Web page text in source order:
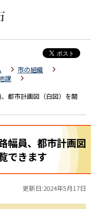
市の組織
課
都市計画図（白図）を閲
幅員、都市計画図
できます
更新日:2024年5月17日